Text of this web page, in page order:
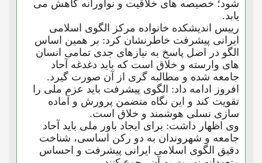
شود؛ خصیصه های خلاقیت و نوآورانه کاهش می
یابد.
رییس اندیشکده خانواده مرکز الگوی اسلامی
ایرانی پیشرفت خاطرنشان کرد: بر همین اساس
الگو در اصل پاسخ به نیازهای جدی تمامی انسان
های وارسته و خلاق است که باید دغدغه آحاد
جامعه شده و مطالبه گری از آن صورت گیرد.
افروز ادامه داد: الگوی پیشرفت باید عزم ملی را
تقویت کند و این نگاه متضمن پرورش و آماده
سازی نسلی هوشمند و خلاق است.
وی اظهار داشت: برای ایجاد باور ملی باید آحاد
جامعه و شهروندان به دو رکن اساسی، شناخت
دقیق الگوی اسلامی ایرانی پیشرفت و احساس